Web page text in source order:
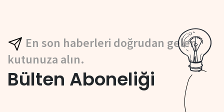
En son haberleri doğrudan gelen
kutunuza alın.
Bülten Aboneliği